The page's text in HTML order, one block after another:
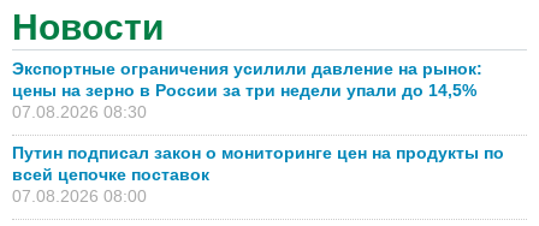
Новости
Экспортные ограничения усилили давление на рынок:
цены на зерно в России за три недели упали до 14,5%
07.08.2026 08:30
Путин подписал закон о мониторинге цен на продукты по
всей цепочке поставок
07.08.2026 08:00